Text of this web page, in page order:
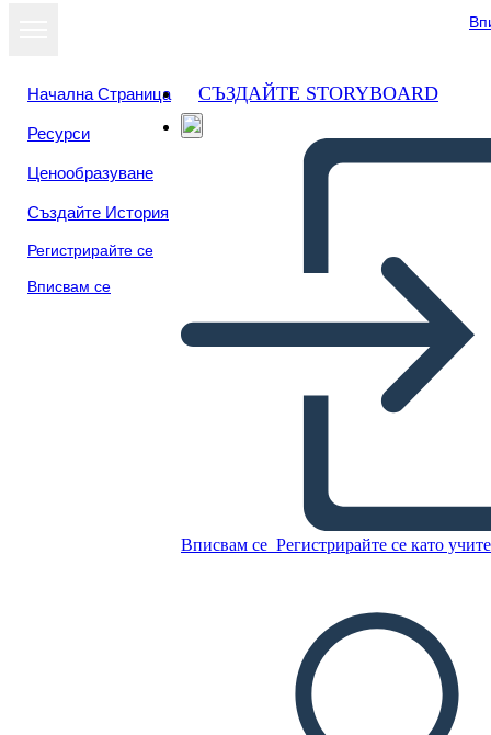
Начална Страница
Ресурси
Ценообразуване
Създайте История
Регистрирайте се
Вписвам се
СЪЗДАЙТЕ STORYBOARD
Вписвам се Регистрирайте се като
Копирайте този Storyboard
ПУСКАНЕ НА СЛАЙДШОУ
ЧЕТИ МИ
Преглед като
слайдшоу